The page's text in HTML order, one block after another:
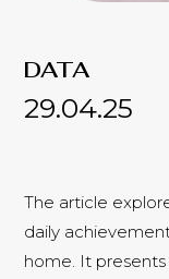
DATA
29.04.25
The article
daily
home. It presents